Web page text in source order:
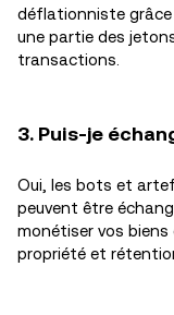
déflationniste grâce
une partie des
transactions.
3. Puis-je
Oui, les bots et
peuvent être
monétiser vos biens
propriété et